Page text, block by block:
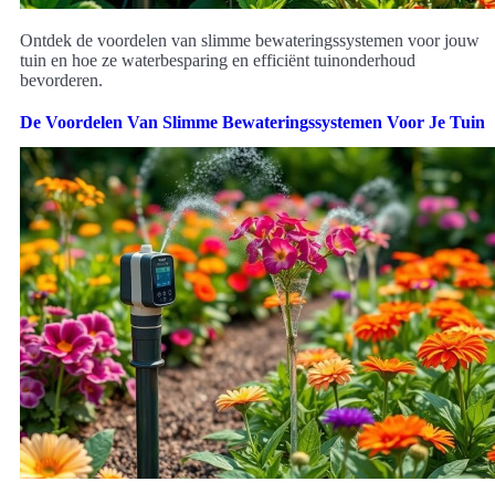
Ontdek de voordelen van slimme bewateringssystemen voor jouw
tuin en hoe ze waterbesparing en efficiënt tuinonderhoud
bevorderen.
De Voordelen Van Slimme Bewateringssystemen Voor Je Tuin